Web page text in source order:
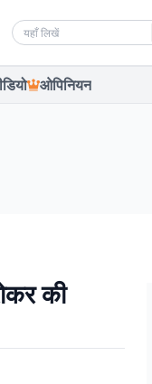
Search news
ओपिनियन
की